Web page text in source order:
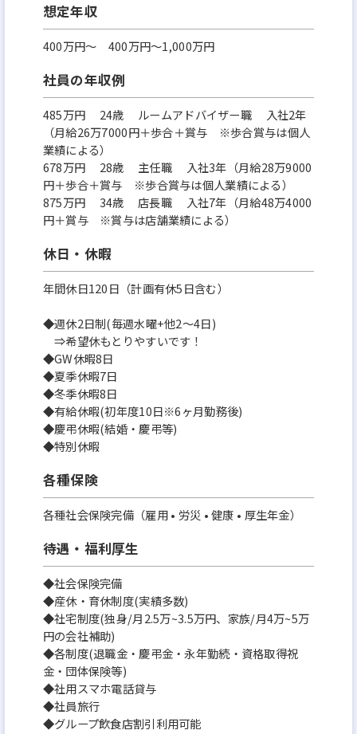
想定年収
400万円〜 400万円～1,000万円
社員の年収例
485万円 24歳 ルームアドバイザー職 入社2年
（月給26万7000円＋歩合＋賞与 ※歩合賞与は個人
業績による）
678万円 28歳 主任職 入社3年（月給28万9000
円＋歩合＋賞与 ※歩合賞与は個人業績による）
875万円 34歳 店長職 入社7年（月給48万4000
円＋賞与 ※賞与は店舗業績による）
休日・休暇
年間休日120日（計画有休5日含む）
◆週休2日制(毎週水曜+他2～4日)
⇒希望休もとりやすいです！
◆GW休暇8日
◆夏季休暇7日
◆冬季休暇8日
◆有給休暇(初年度10日※6ヶ月勤務後)
◆慶弔休暇(結婚・慶弔等)
◆特別休暇
各種保険
各種社会保険完備（雇用 • 労災 • 健康 • 厚生年金）
待遇・福利厚生
◆社会保険完備
◆産休・育休制度(実績多数)
◆社宅制度(独身/月2.5万~3.5万円、家族/月4万~5万
円の会社補助)
◆各制度(退職金・慶弔金・永年勤続・資格取得祝
金・団体保険等)
◆社用スマホ電話貸与
◆社員旅行
◆グループ飲食店割引利用可能